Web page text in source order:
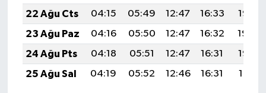
22 Ağu Cts
04:15 05:49 12:47 16:33
19:36
23 Ağu Paz
04:16 05:50 12:47 16:32
19:34
24 Ağu Pts
04:18 05:51 12:47 16:31
19:33
25 Ağu Sal
04:19 05:52 12:46 16:31 19:31